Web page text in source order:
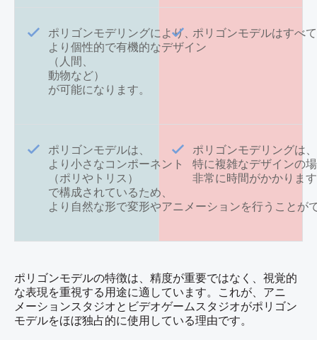
ポリゴンモデリングにより、
より個性的で有機的なデザイン
（人間、
動物など）
が可能になります。
ポリゴンモデルはすべ
ポリゴンモデルは、
より小さなコンポーネント
（ポリやトリス）
で構成されているため、
より自然な形で変形やアニメーションを行うことが
ポリゴンモデリングは、
特に複雑なデザインの
非常に時間がかかりま
ポリゴンモデルの特徴は、精度が重要ではなく、視覚的
な表現を重視する用途に適しています。これが、アニ
メーションスタジオとビデオゲームスタジオがポリゴン
モデルをほぼ独占的に使用している理由です。